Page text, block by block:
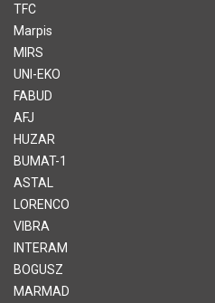
TFC
Marpis
MIRS
UNI-EKO
FABUD
AFJ
HUZAR
BUMAT-1
ASTAL
LORENCO
VIBRA
INTERAM
BOGUSZ
MARMAD